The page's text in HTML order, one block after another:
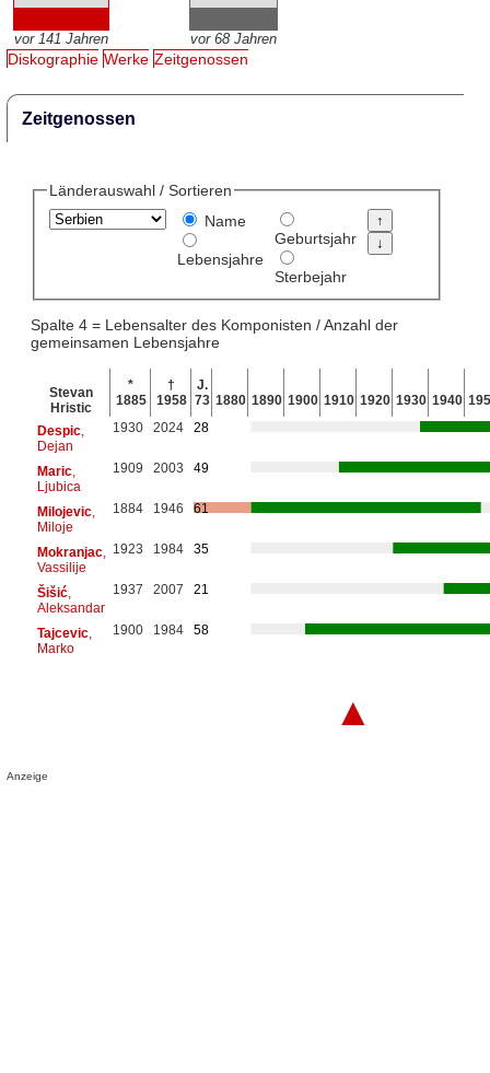
vor 141 Jahren vor 68 Jahren
Diskographie Werke Zeitgenossen
Zeitgenossen
Länderauswahl / Sortieren
Name
Lebensjahre
Geburtsjahr
Sterbejahr
Spalte 4 = Lebensalter des Komponisten / Anzahl der
gemeinsamen Lebensjahre
Stevan
Hristic
*
1885
†
1958
J.
73 1880 1890 1900 1910 1920 1930 1940
Despic,
Dejan
1930 2024 28
Maric,
Ljubica
1909 2003 49
Milojevic,
Miloje
1884 1946 61
Mokranjac,
Vassilije
1923 1984 35
Šišić,
Aleksandar
1937 2007 21
Tajcevic,
Marko
1900 1984 58
▲
Anzeige